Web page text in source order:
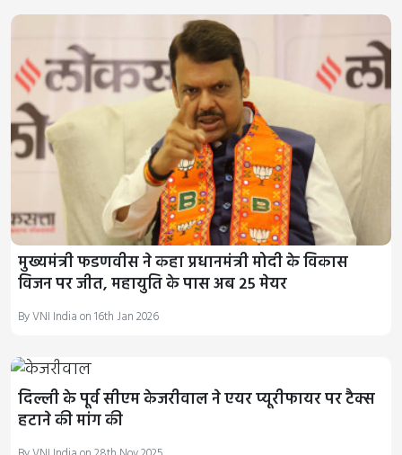
मुख्यमंत्री फडणवीस ने कहा प्रधानमंत्री मोदी के विकास
विजन पर जीत, महायुति के पास अब 25 मेयर
By VNI India on 16th Jan 2026
दिल्ली के पूर्व सीएम केजरीवाल ने एयर प्यूरीफायर पर टैक्स
हटाने की मांग की